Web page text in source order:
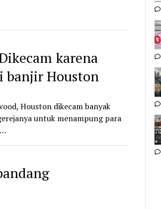
karena
banjir Houston
Houston dikecam banyak
untuk menampung para